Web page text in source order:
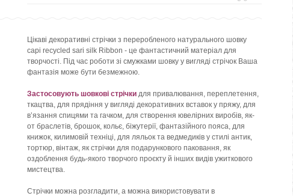
Цікаві декоративні стрічки з переробленого натурального шовку
сарі recycled sari silk Ribbon - це фантастичний матеріал для
творчості. Під час роботи зі смужками шовку у вигляді стрічок Ваша
фантазія може бути безмежною.
Застосовують шовкові стрічки для привалювання, переплетення,
ткацтва, для прядіння у вигляді декоративних вставок у пряжу, для
в’язання спицями та гачком, для створення ювелірних виробів, як-
от браслетів, брошок, кольє, біжутерії, фантазійного пояса, для
книжок, килимовій техніці, для ляльок та ведмедиків у стилі антик,
тортюр, вінтаж, як стрічки для подарункового паковання, як
оздоблення будь-якого творчого проєкту й інших видів ужиткового
мистецтва.
Стрічки можна розгладити, а можна використовувати в